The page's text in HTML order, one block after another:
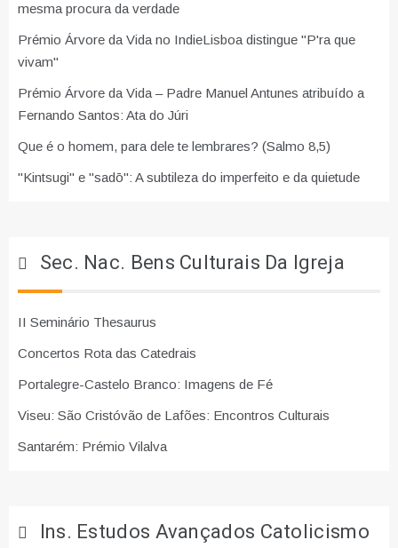
mesma procura da verdade
Prémio Árvore da Vida no IndieLisboa distingue "P'ra que
vivam"
Prémio Árvore da Vida – Padre Manuel Antunes atribuído a
Fernando Santos: Ata do Júri
Que é o homem, para dele te lembrares? (Salmo 8,5)
"Kintsugi" e "sadō": A subtileza do imperfeito e da quietude
Sec. Nac. Bens Culturais Da Igreja
II Seminário Thesaurus
Concertos Rota das Catedrais
Portalegre-Castelo Branco: Imagens de Fé
Viseu: São Cristóvão de Lafões: Encontros Culturais
Santarém: Prémio Vilalva
Ins. Estudos Avançados Catolicismo